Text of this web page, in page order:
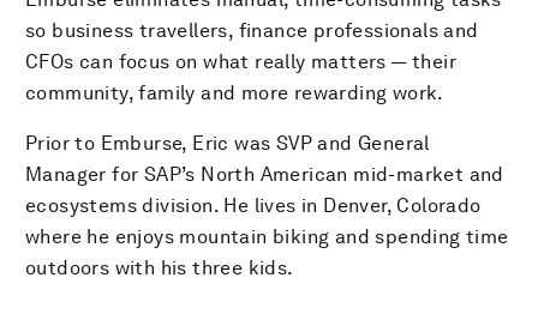
so business travellers, finance professionals and
CFOs can focus on what really matters — their
community, family and more rewarding work.
Prior to Emburse, Eric was SVP and General
Manager for SAP’s North American mid-market and
ecosystems division. He lives in Denver, Colorado
where he enjoys mountain biking and spending time
outdoors with his three kids.